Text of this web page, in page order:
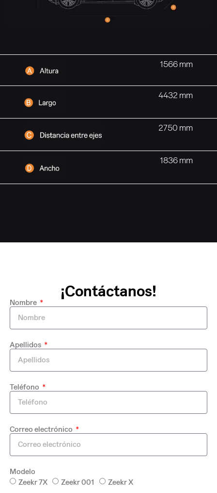
1566 mm
4432 mm
2750 mm
1836 mm
¡Contáctanos!
Nombre
Apellidos
Teléfono
Correo electrónico
Modelo
Zeekr 7X
Zeekr 001 Zeekr X